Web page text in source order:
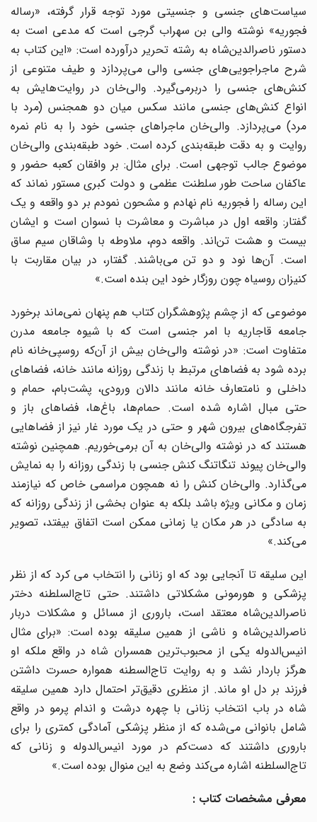
سیاست‌های جنسی و جنسیتی مورد توجه قرار گرفته، «رساله
فجوریه» نوشته والی بن سهراب گرجی است که مدعی است به
دستور ناصرالدین‌شاه به رشته تحریر درآورده است: «این کتاب به
شرح ماجراجویی‌های جنسی والی می‌پردازد و طیف متنوعی از
کنش‌های جنسی را دربرمی‌گیرد. والی‌خان در روایت‌هایش به
انواع کنش‌های جنسی مانند سکس میان دو همجنس (مرد با
مرد) می‌پردازد. والی‌خان ماجراهای جنسی خود را به نام نمره
روایت و به دقت طبقه‌بندی‌ کرده است. خود طبقه‌بندی والی‌خان
موضوع جالب توجهی است. برای مثال: بر وافقان کعبه حضور و
عاکفان ساحت طور سلطنت عظمی و دولت کبری مستور نماند که
این رساله را فجوریه نام نهادم و مشحون نمودم بر دو واقعه و یک
گفتار: واقعه اول در مباشرت و معاشرت با نسوان است و ایشان
بیست و هشت تن‌اند. واقعه دوم، ملاوطه با وشاقان سیم ساق
است. آن‌ها نود و دو تن می‌باشند. گفتار، در بیان مقاربت با
کنیزان روسیاه چون روزگار خود این بنده است.»
موضوعی که از چشم پژوهشگران کتاب هم پنهان نمی‌ماند برخورد
جامعه قاجاریه با امر جنسی است که با شیوه جامعه مدرن
متفاوت است: «در نوشته‌ والی‌خان بیش از آن‌که روسپی‌خانه نام
برده شود به فضاهای مرتبط با زندگی روزانه مانند خانه، فضاهای
داخلی و نامتعارف خانه مانند دالان‌ ورودی، پشت‌بام، حمام و
حتی مبال اشاره شده است. حمام‌ها، باغ‌ها، فضاهای باز و
تفرجگاه‌های بیرون شهر و حتی در یک مورد غار نیز از فضاهایی
هستند که در نوشته والی‌خان به آن برمی‌خوریم. همچنین نوشته
والی‌خان پیوند تنگاتنگ کنش جنسی با زندگی روزانه را به نمایش
می‌گذارد. والی‌خان کنش را نه همچون مراسمی خاص که نیازمند
زمان و مکانی ویژه باشد بلکه به عنوان بخشی از زندگی روزانه که
به سادگی در هر مکان یا زمانی ممکن است اتفاق بیفتد، تصویر
می‌کند.»
این سلیقه تا آنجایی بود که او زنانی را انتخاب می کرد که از نظر
پزشکی و هورمونی مشکلاتی داشتند. حتی تاج‌السلطنه دختر
ناصرالدین‌شاه معتقد است، باروری از مسائل و مشکلات دربار
ناصرالدین‌شاه و ناشی از همین سلیقه بوده است: «برای مثال
انیس‌الدوله یکی از محبوب‌ترین همسران شاه در واقع ملکه او
هرگز باردار نشد و به روایت تاج‌السطنه همواره حسرت داشتن
فرزند بر دل او ماند. از منظری دقیق‌تر احتمال دارد همین سلیقه
شاه در باب انتخاب زنانی با چهره‌ درشت و اندام پرمو در واقع
شامل بانوانی می‌شده که از منظر پزشکی آمادگی کمتری را برای
باروری داشتند که دست‌کم در مورد انیس‌الدوله و زنانی که
تاج‌السلطنه اشاره می‌کند وضع به این منوال بوده است.»
معرفی مشخصات کتاب :